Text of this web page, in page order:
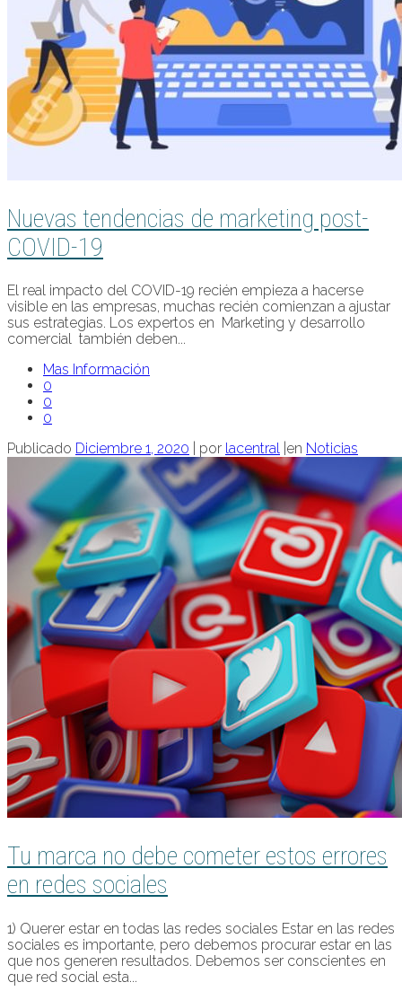
Nuevas tendencias de marketing post-
COVID-19
El real impacto del COVID-19 recién empieza a hacerse
visible en las empresas, muchas recién comienzan a ajustar
sus estrategias. Los expertos en Marketing y desarrollo
comercial también deben...
Mas Información
0
0
0
Publicado Diciembre 1, 2020 por lacentral en Noticias
Tu marca no debe cometer estos errores
en redes sociales
1) Querer estar en todas las redes sociales Estar en las redes
sociales es importante, pero debemos procurar estar en las
que nos generen resultados. Debemos ser conscientes en
que red social esta...